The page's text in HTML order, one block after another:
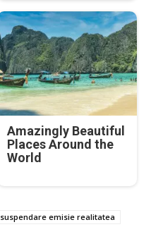
Amazingly Beautiful
Places Around the
World
suspendare emisie realitatea